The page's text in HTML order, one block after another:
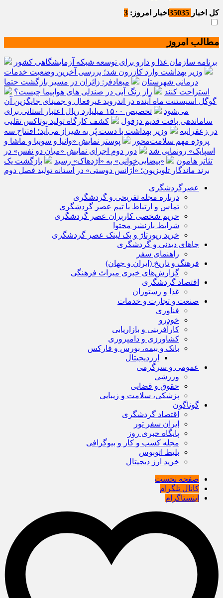
کل اخبار اخبار امروز: 3
مطالب امروز
برنامه سازمان غذا و دارو برای توسعه شبکه آزمایشگاهی کشور
وزیر بهداشت وارد کازرون شد؛ بررسی آخرین وضعیت خدمات
درمانی شهرستان
میعادفر: زائران در مسیر بازگشت حتما
استراحت کنند
راز رنگ آبی در صندلی های هواپیما چیست؟
گوگل اسیستنت ماه آینده در اندروید غیرفعال و جمینای جایگزین آن
می‌شود
تخصیص ۱۵۰۰ میلیارد ریال اعتبار استانی برای
ساماندهی بافت قدیم دزفول
کشف کارگاه تولید بوتاکس تقلبی
در زعفرانیه
وزیر بهداشت با دست پُر به شیراز می‌آید؛ افتتاح سه
پروژه مهم سلامت‌محور
پوستر نمایش «وانیا و سونیا و ماشا و
اسپایک» رونمایی شد
دور دوم اجرای نمایش «میان دو نفس» در
تئاتر هامون
«بیضایی‌خوانی» به «اژدهاک» رسید
بازگشت یک
برند ماندگار تلویزیون؛ «آژانس دوستی» در آستانه تولید فصل دوم
عصرگردشگری
درباره مجله تفریحی و گردشگری
تماس و ارتباط با تیم عصر گردشگری
حریم شخصی کاربران عصر گردشگری
شرایط بازنشر محتوا
خرید رپورتاژ و بک لینک عصر گردشگری
جاهای دیدنی و گردشگری
راهنمای سفر
فرهنگ و تاریخ (ایران و جهان)
گزارش‌های خبری میراث فرهنگی
اقتصاد گردشگری
غذا و رستوران
صنعت و تجارت و خدمات
فناوری
خودرو
کارآفرینی و بازاریابی
کشاورزی و دامپروری
بانک و بیمه، بورس و فارکس
ارزدیجیتال
عمومی و سرگرمی
ورزشی
حقوق و قضایی
پزشکی، سلامت و زیبایی
گوناگون
اقتصاد گردشگری
ایران سفر تور
پایگاه خبری روز
مجله کسب و کار و بیوگرافی
بلیط اتوبوس
خرید ارز دیجیتال
صفحه نخست
کانال تلگرام
اینستاگرام